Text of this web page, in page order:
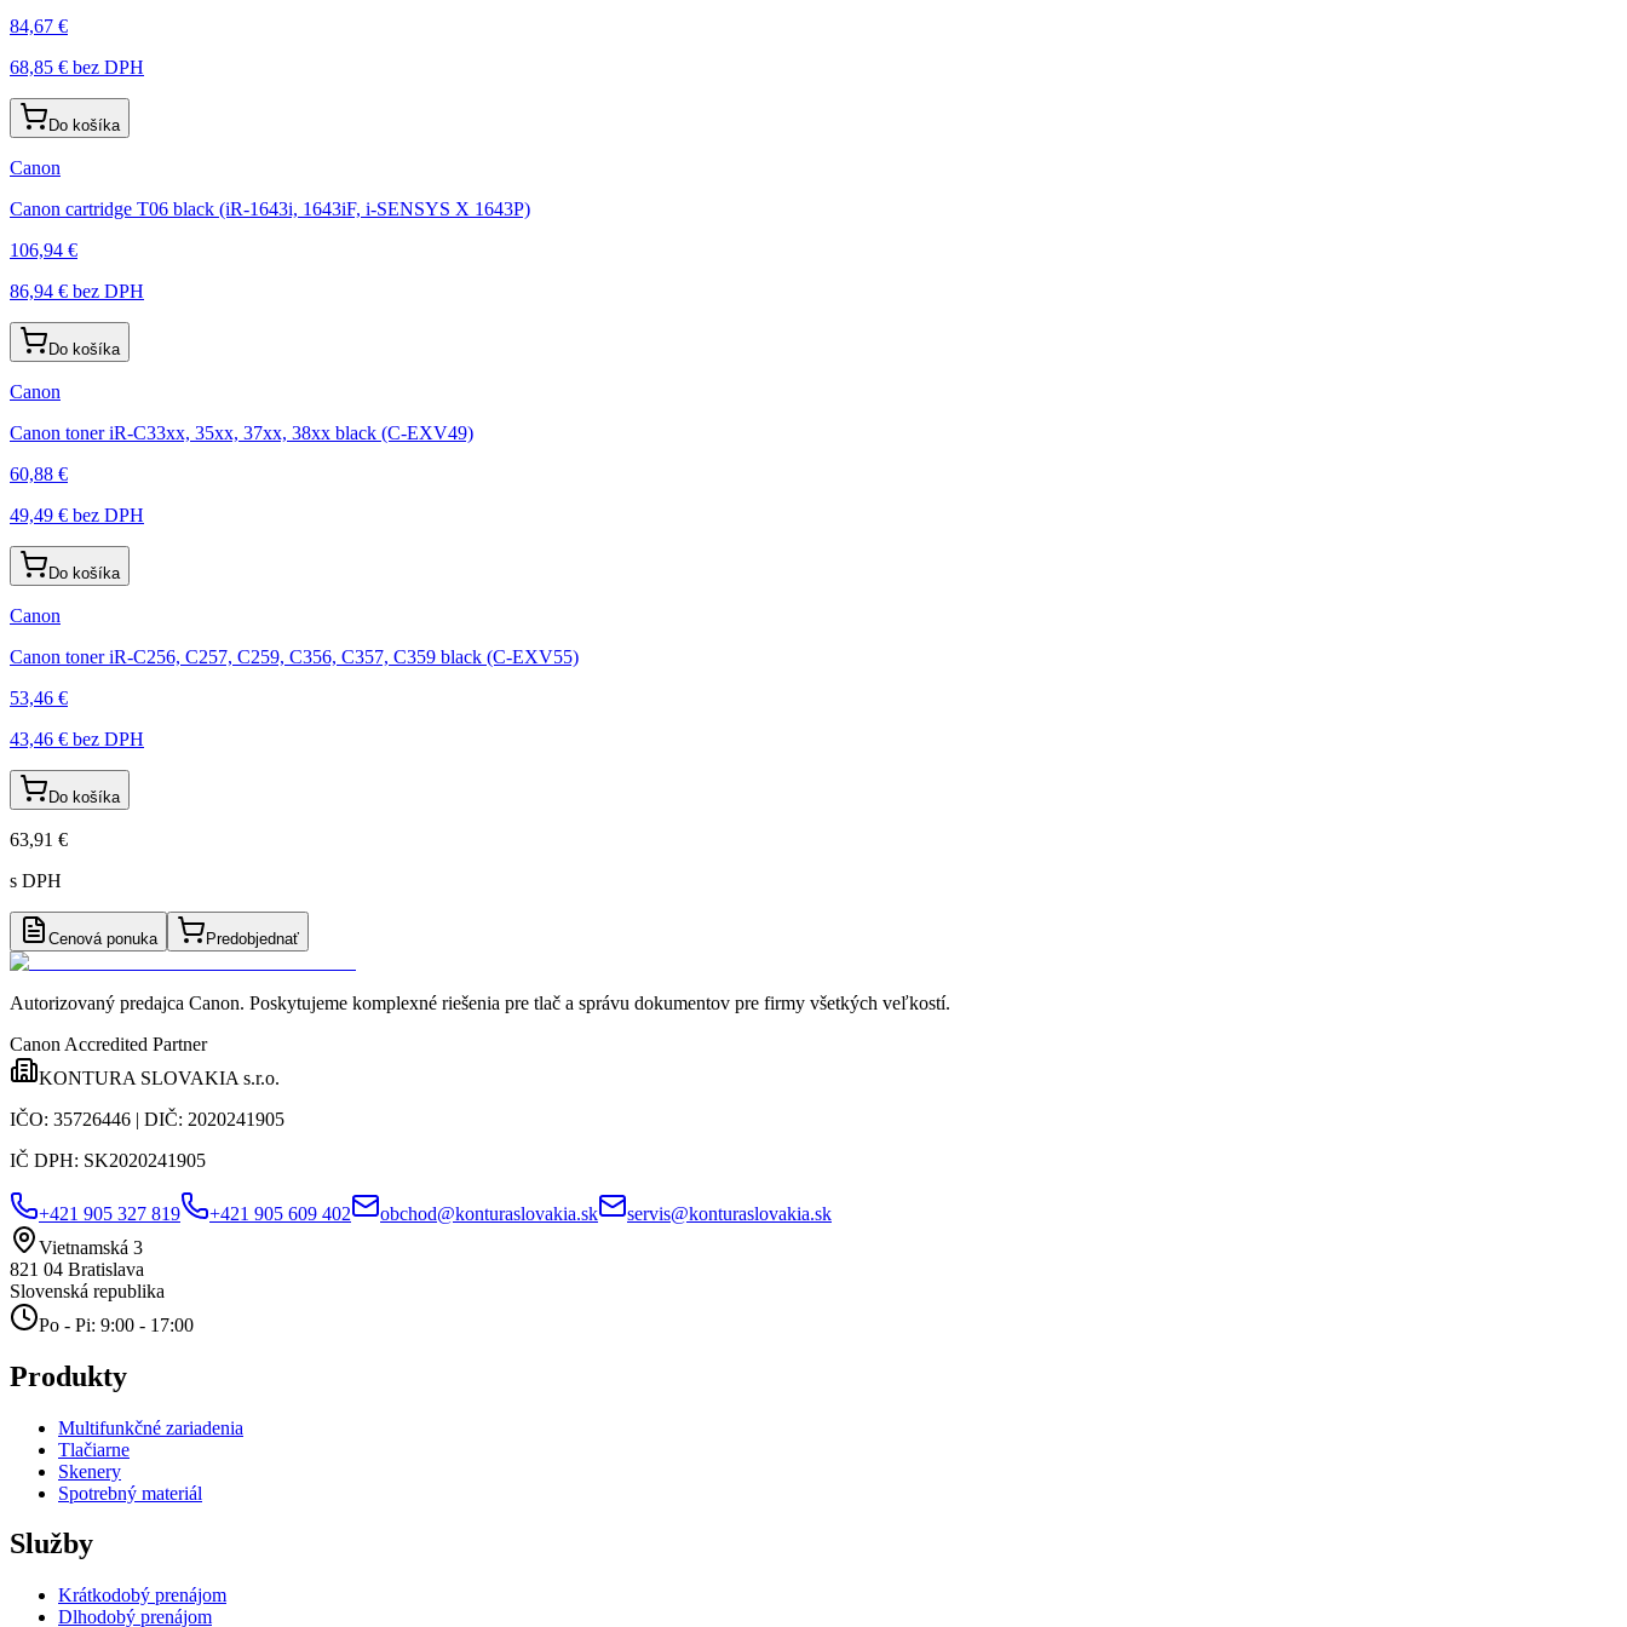
84,67 €
68,85 € bez DPH
Do košíka
Canon
Canon cartridge T06 black (iR-1643i, 1643iF, i-SENSYS X 1643P)
106,94 €
86,94 € bez DPH
Do košíka
Canon
Canon toner iR-C33xx, 35xx, 37xx, 38xx black (C-EXV49)
60,88 €
49,49 € bez DPH
Do košíka
Canon
Canon toner iR-C256, C257, C259, C356, C357, C359 black (C-EXV55)
53,46 €
43,46 € bez DPH
Do košíka
63,91 €
s DPH
Cenová ponuka Predobjednať
Autorizovaný predajca Canon. Poskytujeme komplexné riešenia pre tlač a správu dokumentov pre firmy všetkých veľkostí.
Canon Accredited Partner
KONTURA SLOVAKIA s.r.o.
IČO: 35726446 | DIČ: 2020241905
IČ DPH: SK2020241905
+421 905 327 819 +421 905 609 402 obchod@konturaslovakia.sk
servis@konturaslovakia.sk
Vietnamská 3
821 04 Bratislava
Slovenská republika
Po - Pi: 9:00 - 17:00
Produkty
Multifunkčné zariadenia
Tlačiarne
Skenery
Spotrebný materiál
Služby
Krátkodobý prenájom
Dlhodobý prenájom